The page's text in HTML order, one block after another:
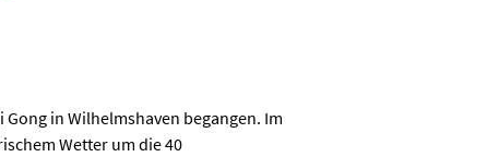
in Wilhelmshaven begangen. Im
Wetter um die 40